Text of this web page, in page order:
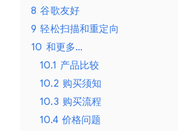
8 谷歌友好
9 轻松扫描和重定向
10 和更多…
10.1 产品比较
10.2 购买须知
10.3 购买流程
10.4 价格问题